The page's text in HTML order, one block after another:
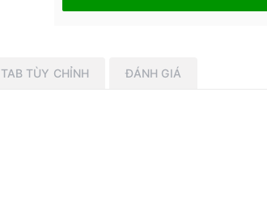
TAB TÙY CHỈNH ĐÁNH GIÁ